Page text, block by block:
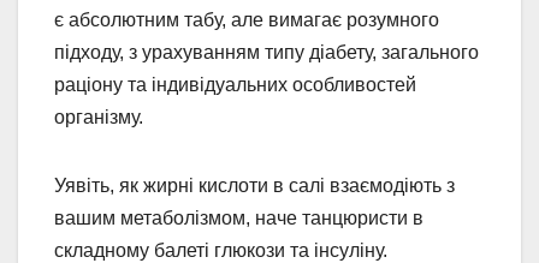
є абсолютним табу, але вимагає розумного
підходу, з урахуванням типу діабету, загального
раціону та індивідуальних особливостей
організму.
Уявіть, як жирні кислоти в салі взаємодіють з
вашим метаболізмом, наче танцюристи в
складному балеті глюкози та інсуліну.